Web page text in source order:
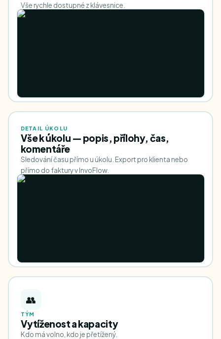
Vše rychle dostupné z klávesnice.
DETAIL ÚKOLU
Vše k úkolu — popis, přílohy, čas,
komentáře
Sledování času přímo u úkolu. Export pro klienta nebo
přímo do faktury v InvoFlow.
👥
TÝM
Vytíženost a kapacity
Kdo má volno, kdo je přetížený.